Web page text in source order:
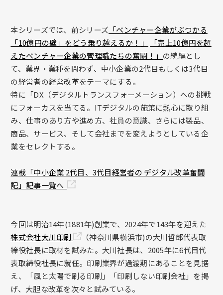
本シリーズでは、前シリーズ 「ベンチャー企業がぶつかる
「10億円の壁」をどう乗り越えるか！」
「売上10億円を超
えたベンチャー企業の管理職たちの奮闘！」 の続編とし
て、業界・業種を問わず、中小企業の2代目もしくは3代目
の経営者の経営改革をテーマにする。
特に「DX（デジタルトランスフォーメーション）への挑戦
にフォーカスを当てる。ITデジタルの施策に熱心に取り組
み、仕事のあり方や進め方、社員の意識、さらには製品、
商品、サービス、そして会社までを変えようとしている企
業をセレクトする。
連載「中小企業 2代目、3代目経営者の デジタル改革奮闘
記」記事一覧へ
今回は明治14年(1881年)創業で、2024年で143年を迎えた
株式会社大川印刷
（神奈川県横浜市)の大川哲郎代表取
締役社長に取材を試みた。大川社長は、2005年に6代目代
表取締役社長に就任。印刷業界が過渡期にあることを見据
え、「風と太陽で刷る印刷」「印刷しない印刷会社」を掲
げ、大胆な改革を次々と試みている。